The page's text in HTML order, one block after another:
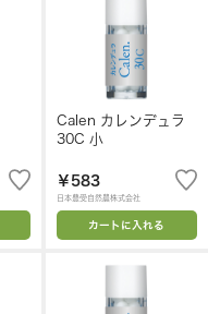
Calen カレンデュラ
30C 小
￥583
日本豊受自然農株式会社
カートに入れる